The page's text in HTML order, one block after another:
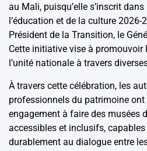
au Mali, puisqu’elle s’inscrit dans
l’éducation et de la culture 2026-
Président de la Transition, le
Cette initiative vise à promouvoir
l’unité nationale à travers
À travers cette célébration, les
professionnels du patrimoine ont
engagement à faire des musées
accessibles et inclusifs,
durablement au dialogue entre